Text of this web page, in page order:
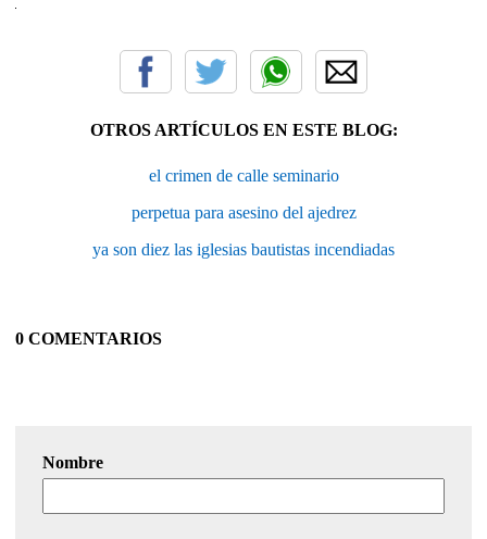
OTROS ARTÍCULOS EN ESTE BLOG:
el crimen de calle seminario
perpetua para asesino del ajedrez
ya son diez las iglesias bautistas incendiadas
0 COMENTARIOS
Nombre